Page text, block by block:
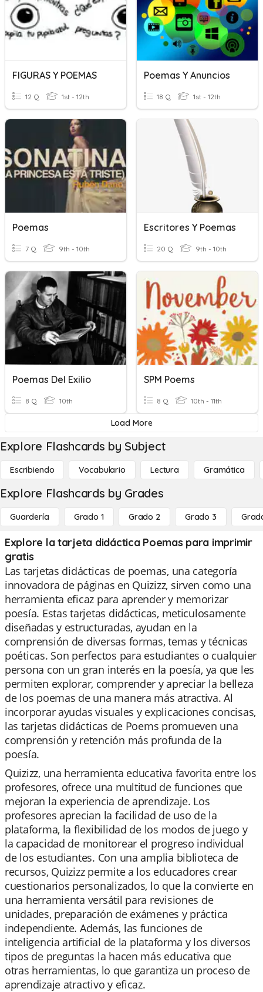
FIGURAS Y POEMAS
12 Q 1st - 12th
Poemas Y Anuncios
18 Q 1st - 12th
Poemas
7 Q 9th - 10th
Escritores Y Poemas
20 Q 9th - 10th
Poemas Del Exilio
8 Q 10th
SPM Poems
8 Q 10th - 11th
Load More
Explore Flashcards by Subject
Escribiendo Vocabulario Lectura Gramática
Explore Flashcards by Grades
Guardería Grado 1 Grado 2 Grado 3
Explore la tarjeta didáctica Poemas para imprimir
gratis
Las tarjetas didácticas de poemas, una categoría
innovadora de páginas en Quizizz, sirven como una
herramienta eficaz para aprender y memorizar
poesía. Estas tarjetas didácticas, meticulosamente
diseñadas y estructuradas, ayudan en la
comprensión de diversas formas, temas y técnicas
poéticas. Son perfectos para estudiantes o cualquier
persona con un gran interés en la poesía, ya que les
permiten explorar, comprender y apreciar la belleza
de los poemas de una manera más atractiva. Al
incorporar ayudas visuales y explicaciones concisas,
las tarjetas didácticas de Poems promueven una
comprensión y retención más profunda de la
poesía.
Quizizz, una herramienta educativa favorita entre los
profesores, ofrece una multitud de funciones que
mejoran la experiencia de aprendizaje. Los
profesores aprecian la facilidad de uso de la
plataforma, la flexibilidad de los modos de juego y
la capacidad de monitorear el progreso individual
de los estudiantes. Con una amplia biblioteca de
recursos, Quizizz permite a los educadores crear
cuestionarios personalizados, lo que la convierte en
una herramienta versátil para revisiones de
unidades, preparación de exámenes y práctica
independiente. Además, las funciones de
inteligencia artificial de la plataforma y los diversos
tipos de preguntas la hacen más educativa que
otras herramientas, lo que garantiza un proceso de
aprendizaje atractivo y eficaz.